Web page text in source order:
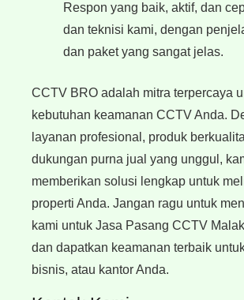
Respon yang baik, aktif, dan
dan teknisi kami, dengan
dan paket yang sangat jelas.
CCTV BRO adalah mitra terpercaya
kebutuhan keamanan CCTV Anda.
layanan profesional, produk
dukungan purna jual yang unggul,
memberikan solusi lengkap untuk
properti Anda. Jangan ragu untuk
kami untuk Jasa Pasang CCTV
dan dapatkan keamanan terbaik
bisnis, atau kantor Anda.